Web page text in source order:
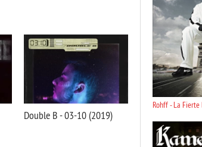
Double B - 03-10 (2019)
Rohff - La Fierte